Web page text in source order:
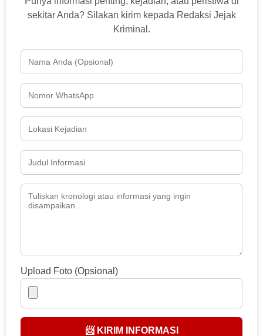
sekitar Anda? Silakan kirim kepada Redaksi Jejak
Kriminal.
Upload Foto (Opsional)
📨 KIRIM INFORMASI